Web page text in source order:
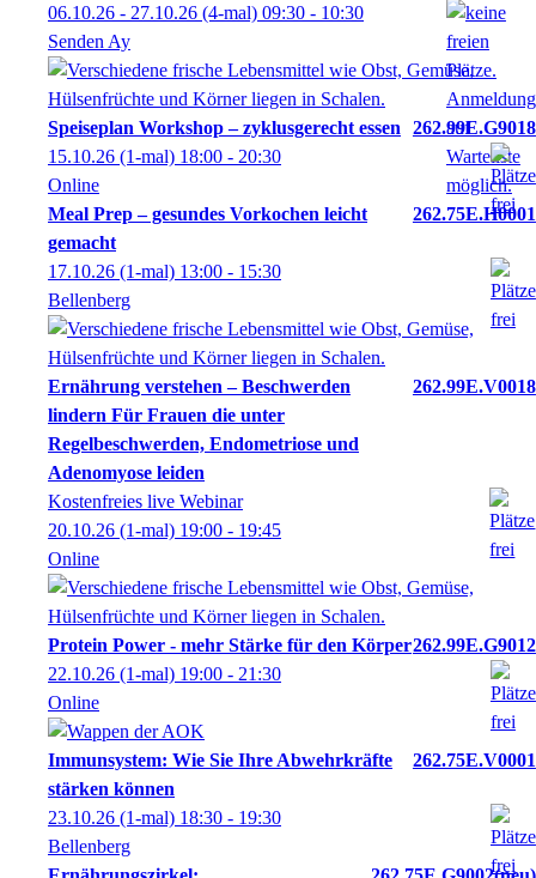
06.10.26 - 27.10.26 (4-mal) 09:30 - 10:30
Senden Ay
Speiseplan Workshop – zyklusgerecht essen
262.99E.G9018
15.10.26 (1-mal) 18:00 - 20:30
Online
Meal Prep – gesundes Vorkochen leicht
gemacht
262.75E.H0001
17.10.26 (1-mal) 13:00 - 15:30
Bellenberg
Ernährung verstehen – Beschwerden
lindern Für Frauen die unter
Regelbeschwerden, Endometriose und
Adenomyose leiden
262.99E.V0018
Kostenfreies live Webinar
20.10.26 (1-mal) 19:00 - 19:45
Online
Protein Power - mehr Stärke für den Körper262.99E.G9012
22.10.26 (1-mal) 19:00 - 21:30
Online
Immunsystem: Wie Sie Ihre Abwehrkräfte
stärken können
262.75E.V0001
23.10.26 (1-mal) 18:30 - 19:30
Bellenberg